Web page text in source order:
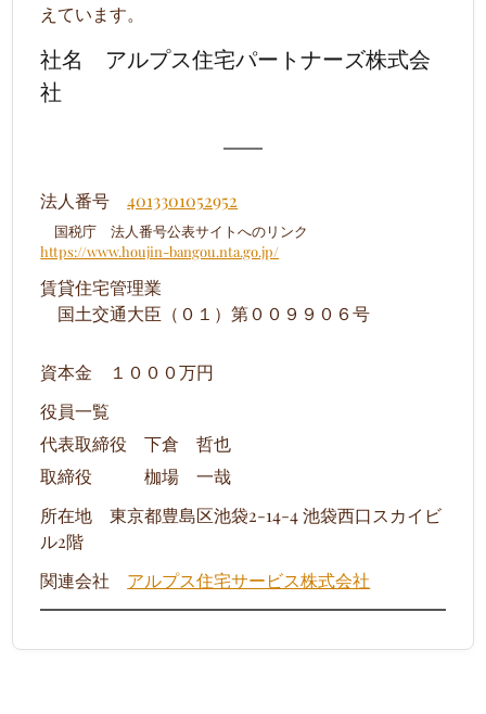
えています。
社名 アルプス住宅パートナーズ株式会
社
法人番号4013301052952
国税庁 法人番号公表サイトへのリンク
https://www.houjin-bangou.nta.go.jp/
賃貸住宅管理業
国土交通大臣（０１）第００９９０６号
資本金 １０００万円
役員一覧
代表取締役 下倉 哲也
取締役 枷場 一哉
所在地 東京都豊島区池袋2-14-4 池袋西口スカイビ
ル2階
関連会社 アルプス住宅サービス株式会社